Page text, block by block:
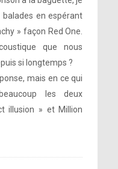
en espérant
» façon Red One.
que nous
si longtemps ?
mais en ce qui
les deux
illusion » et Million